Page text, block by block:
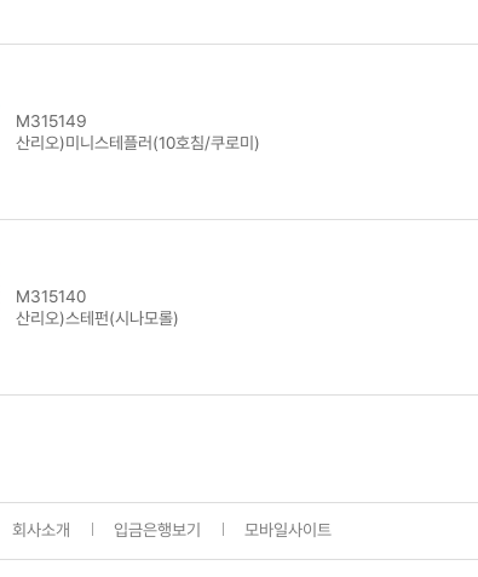
M315149
산리오)미니스테플러(10호침/쿠로미)
M315140
산리오)스테펀(시나모롤)
회사소개 입금은행보기 모바일사이트